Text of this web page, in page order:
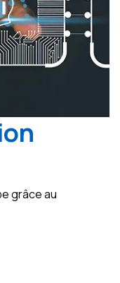
grâce au